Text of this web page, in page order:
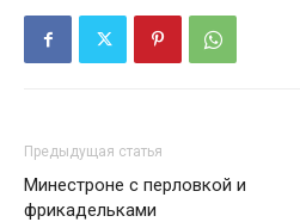
Предыдущая статья
Минестроне с перловкой и
фрикадельками